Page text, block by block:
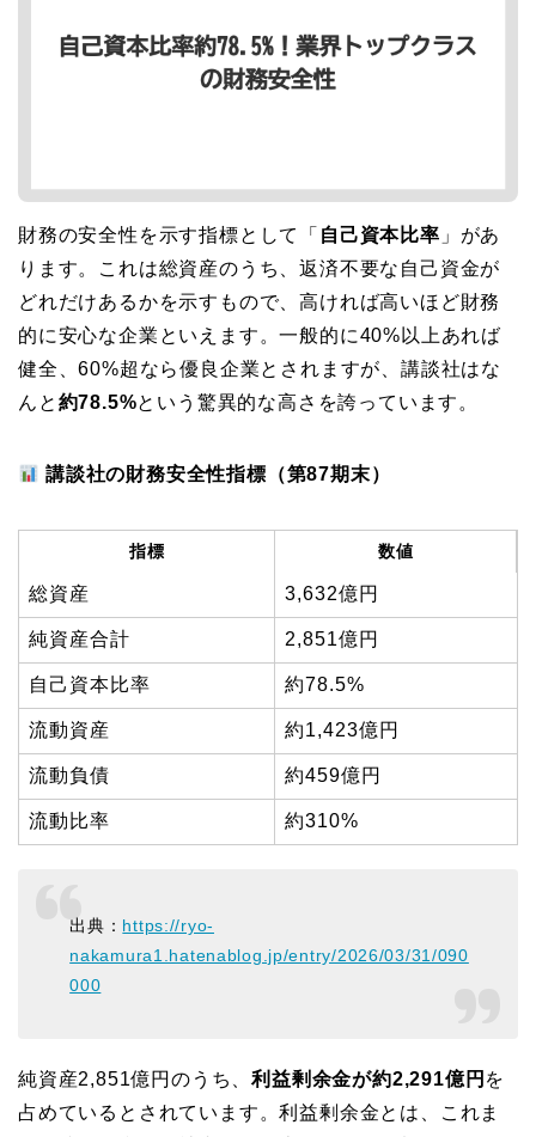
財務の安全性を示す指標として「 自己資本比率 」があ
ります。これは総資産のうち、返済不要な自己資金が
どれだけあるかを示すもので、高ければ高いほど財務
的に安心な企業といえます。一般的に40%以上あれば
健全、60%超なら優良企業とされますが、講談社はな
んと 約78.5%という驚異的な高さを誇っています。
講談社の財務安全性指標（第87期末）
指標 数値
総資産 3,632億円
純資産合計 2,851億円
自己資本比率 約78.5%
流動資産 約1,423億円
流動負債 約459億円
流動比率 約310%
出典： https://ryo-
nakamura1.hatenablog.jp/entry/2026/03/31/090
000
純資産2,851億円のうち、利益剰余金が約2,291億円 を
占めているとされています。利益剰余金とは、これま